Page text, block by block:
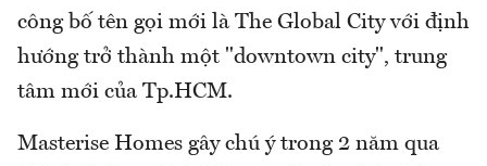
công bố tên gọi mới là The Global City với định
hướng trở thành một "downtown city", trung
tâm mới của Tp.HCM.
Masterise Homes gây chú ý trong 2 năm qua